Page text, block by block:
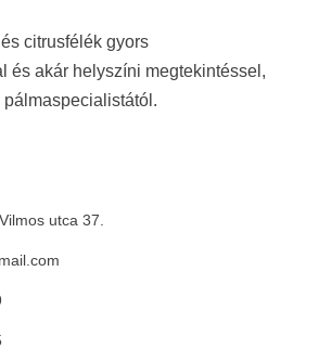
citrusfélék gyors
és akár helyszíni megtekintéssel,
utca 37.